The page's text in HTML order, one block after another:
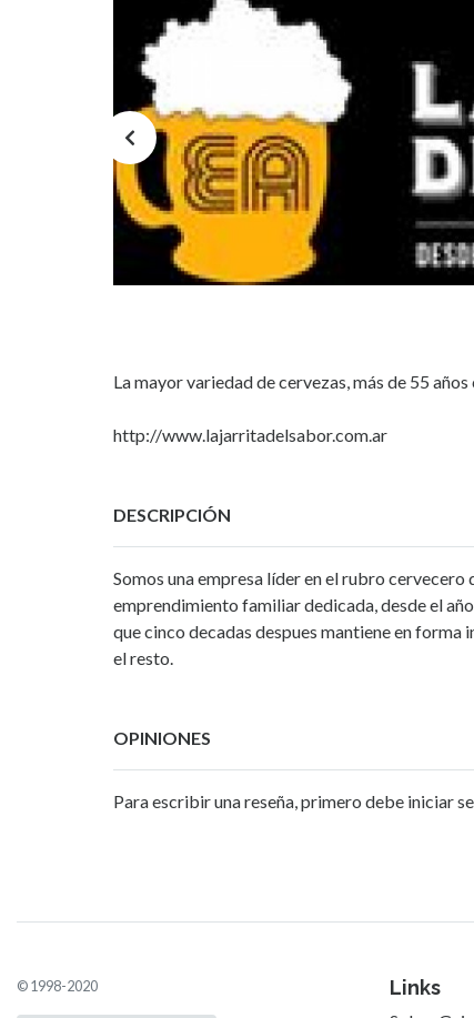
La mayor variedad de cervezas, más de 55
http://www.lajarritadelsabor.com.ar
DESCRIPCIÓN
Somos una empresa líder en el rubro cervecero
emprendimiento familiar dedicada, desde el
que cinco decadas despues mantiene en
el resto.
OPINIONES
Para escribir una reseña, primero debe iniciar
© 1998-2020 Links